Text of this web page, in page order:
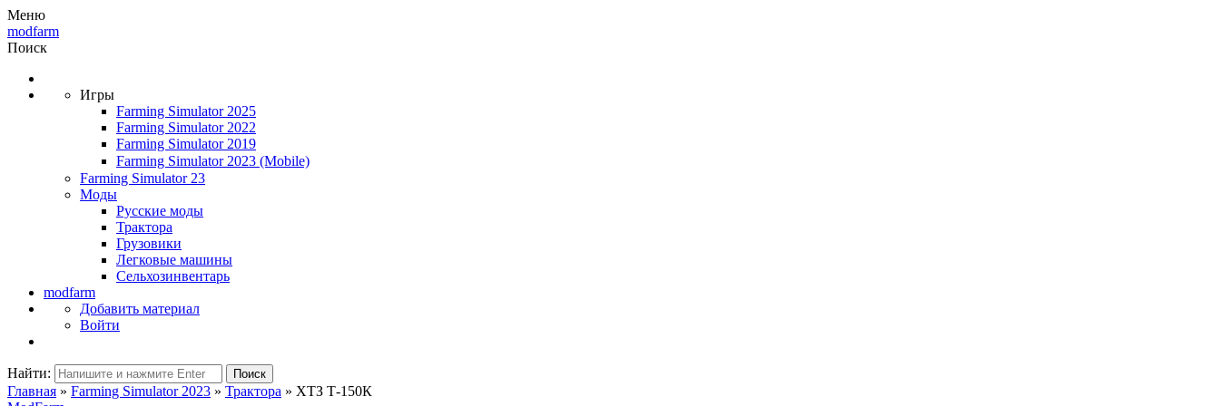
Меню
modfarm
Поиск
Игры
Farming Simulator 2025
Farming Simulator 2022
Farming Simulator 2019
Farming Simulator 2023 (Mobile)
Farming Simulator 23
Моды
Русские моды
Трактора
Грузовики
Легковые машины
Сельхозинвентарь
modfarm
Добавить материал
Войти
Найти: Поиск
Главная » Farming Simulator 2023 » Трактора » ХТЗ Т-150К